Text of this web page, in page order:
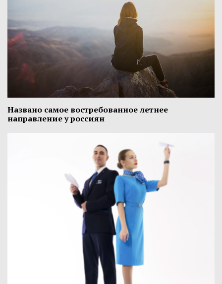
Названо самое востребованное летнее
направление у россиян